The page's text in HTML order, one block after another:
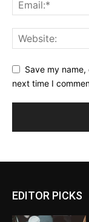
Save my
next time I
EDITOR PICKS